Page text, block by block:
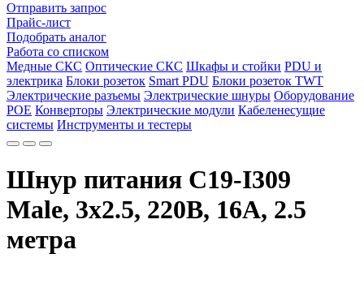
Отправить запрос
Прайс-лист
Подобрать аналог
Работа со списком
Медные СКС Оптические СКС Шкафы и стойки PDU и
электрика Блоки розеток Smart PDU Блоки розеток TWT
Электрические разъемы Электрические шнуры Оборудование
POE Конверторы Электрические модули Кабеленесущие
системы Инструменты и тестеры
Шнур питания C19-I309
Male, 3х2.5, 220В, 16А, 2.5
метра